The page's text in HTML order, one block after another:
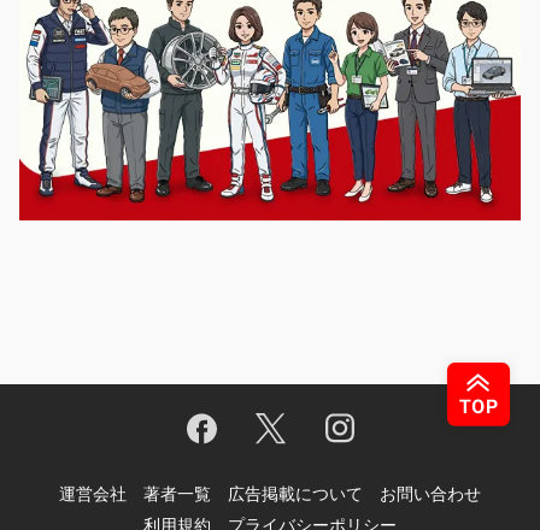
運営会社 著者一覧 広告掲載について
お問い合わせ
利用規約
プライバシーポリシー